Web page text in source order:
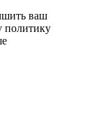
ваш
политику